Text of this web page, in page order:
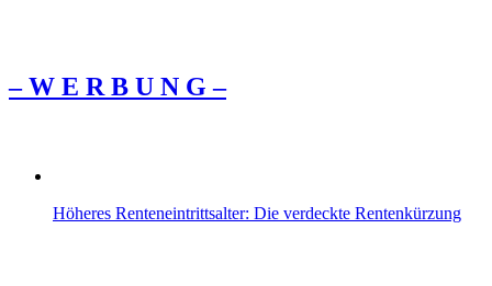
– W Ε R Β U Ν G –
Höheres Renteneintrittsalter: Die verdeckte Rentenkürzung